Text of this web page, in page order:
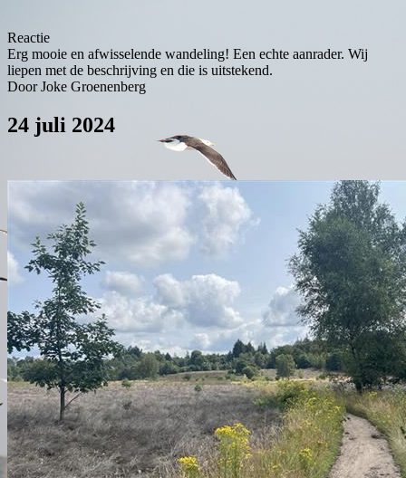
Reactie
Erg mooie en afwisselende wandeling! Een echte aanrader. Wij
liepen met de beschrijving en die is uitstekend.
Door Joke Groenenberg
24 juli 2024